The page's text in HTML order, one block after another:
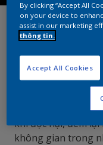
NÂNG
KHÔNG
Dulux Better
siêu cao cấp với
công thức như
khí độc hại, đem
không gian trong
By clicking “Accept All
on your device to
assist in our marketing
thông tin.
Accept All Cookies